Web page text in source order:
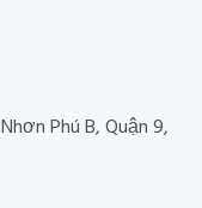
Phú B, Quận 9,